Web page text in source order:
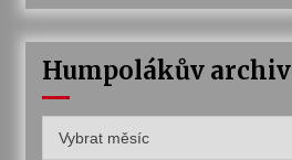
Humpolákův archiv
archiv